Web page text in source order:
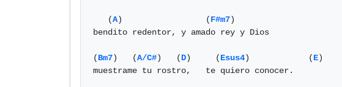
   (
A)                 (F#m7)
bendito redentor, y amado rey y Dios
(Bm7)   (A/C#)   (D)     (Esus4)            (E)
muestrame tu rostro,   te quiero conocer.